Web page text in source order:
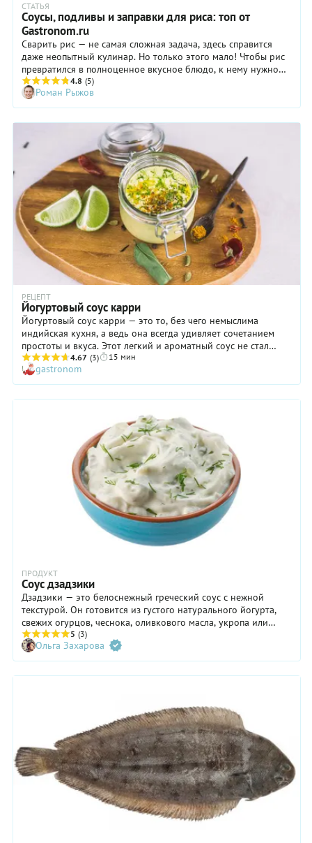
СТАТЬЯ
Соусы, подливы и заправки для риса: топ от
Gastronom.ru
Сварить рис — не самая сложная задача, здесь справится
даже неопытный кулинар. Но только этого мало! Чтобы рис
превратился в полноценное вкусное блюдо, к нему нужно
подобрать правильные соусы и заправки, согласны? Благо
этот злак великолепно сочетается с мясом, птицей, овощами,
с морепродуктами, грибами, фруктами, с бульонами и
молоком, а значит, вариантов соусов может быть
неограниченное количество.
4.8 (5)
Роман Рыжов
РЕЦЕПТ
Йогуртовый соус карри
Йогуртовый соус карри — это то, без чего немыслима
индийская кухня, а ведь она всегда удивляет сочетанием
простоты и вкуса. Этот легкий и ароматный соус не стал
исключением: карри с йогуртом — вполне привычный и
классический для южно-азиатских рецептов тандем. Подайте
йогуртовый соус карри как дополнение к закускам,
например, овощным, или в качестве сопровождения
драгоценные остатки используйте для маринования любых
частей курицы — перед запеканием в духовке.
4.67 (3) 15 мин
gastronom
ПРОДУКТ
Соус дзадзики
Дзадзики — это белоснежный греческий соус с нежной
текстурой. Он готовится из густого натурального йогурта,
свежих огурцов, чеснока, оливкового масла, укропа или
мяты. Вкус дзадзики при этом не назойлив: освежающая
кислинка, легкая пряность и чистый, летний аромат огурца.
Что еще нужно знать об этом продукте? Расскажем.
5 (3)
Ольга Захарова